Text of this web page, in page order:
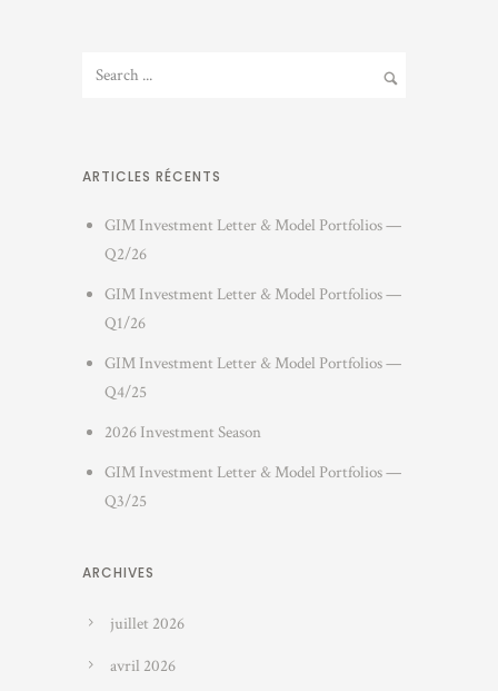
ARTICLES RÉCENTS
GIM Investment Letter & Model Portfolios —
Q2/26
GIM Investment Letter & Model Portfolios —
Q1/26
GIM Investment Letter & Model Portfolios —
Q4/25
2026 Investment Season
GIM Investment Letter & Model Portfolios —
Q3/25
ARCHIVES
juillet 2026
avril 2026